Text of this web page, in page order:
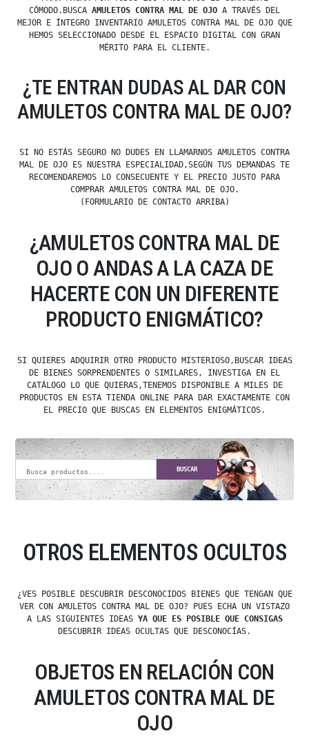
CÓMODO.BUSCA AMULETOS CONTRA MAL DE OJO A TRAVÉS DEL
MEJOR E ÍNTEGRO INVENTARIO AMULETOS CONTRA MAL DE OJO QUE
HEMOS SELECCIONADO DESDE EL ESPACIO DIGITAL CON GRAN
MÉRITO PARA EL CLIENTE.
¿TE ENTRAN DUDAS AL DAR CON
AMULETOS CONTRA MAL DE OJO?
SI NO ESTÁS SEGURO NO DUDES EN LLAMARNOS AMULETOS CONTRA
MAL DE OJO ES NUESTRA ESPECIALIDAD,SEGÚN TUS DEMANDAS TE
RECOMENDAREMOS LO CONSECUENTE Y EL PRECIO JUSTO PARA
COMPRAR AMULETOS CONTRA MAL DE OJO.
(FORMULARIO DE CONTACTO ARRIBA)
¿AMULETOS CONTRA MAL DE
OJO O ANDAS A LA CAZA DE
HACERTE CON UN DIFERENTE
PRODUCTO ENIGMÁTICO?
SI QUIERES ADQUIRIR OTRO PRODUCTO MISTERIOSO,BUSCAR IDEAS
DE BIENES SORPRENDENTES O SIMILARES, INVESTIGA EN EL
CATÁLOGO LO QUE QUIERAS,TENEMOS DISPONIBLE A MILES DE
PRODUCTOS EN ESTA TIENDA ONLINE PARA DAR EXACTAMENTE CON
EL PRECIO QUE BUSCAS EN ELEMENTOS ENIGMÁTICOS.
BUSCAR
OTROS ELEMENTOS OCULTOS
¿VES POSIBLE DESCUBRIR DESCONOCIDOS BIENES QUE TENGAN QUE
VER CON AMULETOS CONTRA MAL DE OJO? PUES ECHA UN VISTAZO
A LAS SIGUIENTES IDEAS YA QUE ES POSIBLE QUE CONSIGAS
DESCUBRIR IDEAS OCULTAS QUE DESCONOCÍAS.
OBJETOS EN RELACIÓN CON
AMULETOS CONTRA MAL DE
OJO